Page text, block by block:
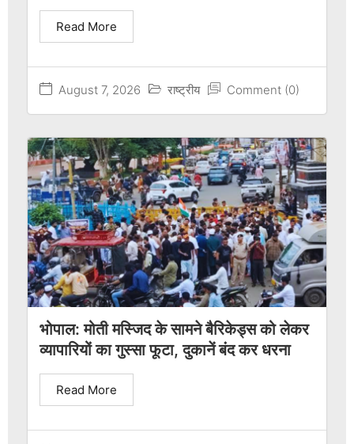
August 7, 2026 राष्ट्रीय Comment (0)
Read More
भोपाल: मोती मस्जिद के सामने बैरिकेड्स को लेकर
व्यापारियों का गुस्सा फूटा, दुकानें बंद कर धरना
Read More